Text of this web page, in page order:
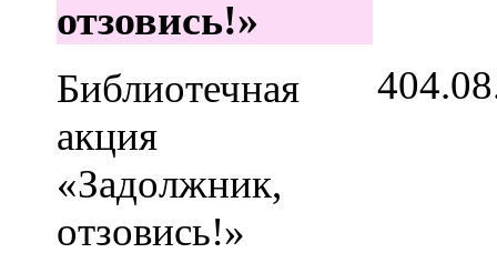
отзовись!»
Библиотечная
акция
«Задолжник,
отзовись!»
4